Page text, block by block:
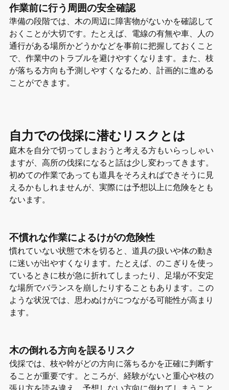
作業前に行う周囲の安全確認
準備の段階では、木の周辺に障害物がないかを確認して
おくことが大切です。たとえば、電線の有無や車、人の
通行がある場所かどうかなどを事前に把握しておくこと
で、作業中のトラブルを避けやすくなります。また、枝
が落ちる方向も予測しやすくなるため、計画的に進める
ことができます。
自力での伐採に潜むリスクとは
庭木を自分で切ってしまおうと考える方もいらっしゃい
ますが、高所の伐採になると話は少し変わってきます。
初めての作業であっても道具をそろえればできそうに見
えるかもしれませんが、実際には予想以上に危険をとも
ないます。
不慣れな作業によるけがの危険性
慣れていない状態で木を切ると、道具の扱いや体の動き
に迷いが出やすくなります。たとえば、のこぎりを使っ
ているときに枝が急に折れてしまったり、足場が不安定
な場所でバランスを崩したりすることもあります。この
ような状況では、思わぬけがにつながる可能性が高まり
ます。
木の倒れる方向を誤るリスク
伐採では、枝や幹がどの方向に落ちるかを正確に判断す
ることが重要です。ところが、経験がないと重心や枝の